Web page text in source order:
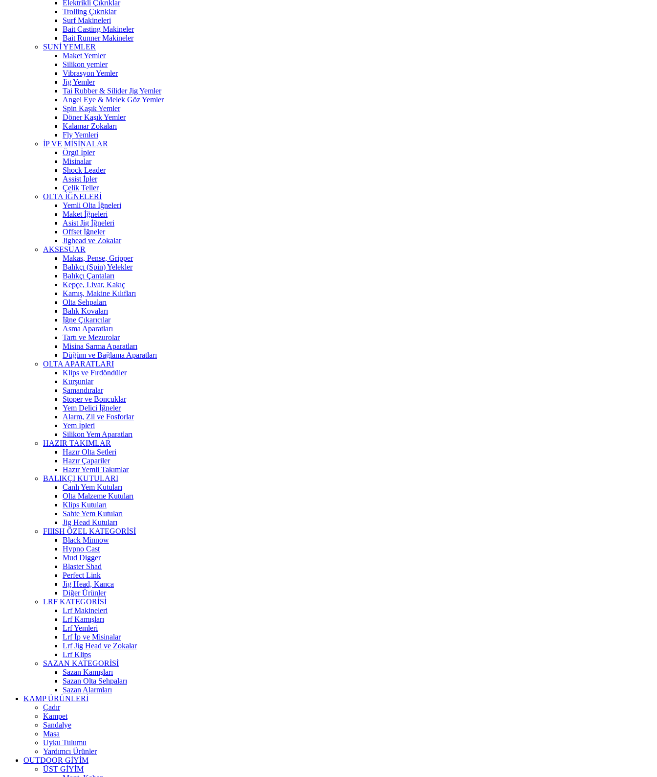
Elektrikli Çıkrıklar
Trolling Çıkrıklar
Surf Makineleri
Bait Casting Makineler
Bait Runner Makineler
SUNİ YEMLER
Maket Yemler
Silikon yemler
Vibrasyon Yemler
Jig Yemler
Tai Rubber & Silider Jig Yemler
Angel Eye & Melek Göz Yemler
Spin Kaşık Yemler
Döner Kaşık Yemler
Kalamar Zokaları
Fly Yemleri
İP VE MİSİNALAR
Örgü İpler
Misinalar
Shock Leader
Assist İpler
Çelik Teller
OLTA İĞNELERİ
Yemli Olta İğneleri
Maket İğneleri
Asist Jig İğneleri
Offset İğneler
Jighead ve Zokalar
AKSESUAR
Makas, Pense, Gripper
Balıkçı (Spin) Yelekler
Balıkçı Çantaları
Kepçe, Livar, Kakıç
Kamış, Makine Kılıfları
Olta Sehpaları
Balık Kovaları
İğne Çıkarıcılar
Asma Aparatları
Tartı ve Mezurolar
Misina Sarma Aparatları
Düğüm ve Bağlama Aparatları
OLTA APARATLARI
Klips ve Fırdöndüler
Kurşunlar
Şamandıralar
Stoper ve Boncuklar
Yem Delici İğneler
Alarm, Zil ve Fosforlar
Yem İpleri
Silikon Yem Aparatları
HAZIR TAKIMLAR
Hazır Olta Setleri
Hazır Çapariler
Hazır Yemli Takımlar
BALIKÇI KUTULARI
Canlı Yem Kutuları
Olta Malzeme Kutuları
Klips Kutuları
Sahte Yem Kutuları
Jig Head Kutuları
FIIISH ÖZEL KATEGORİSİ
Black Minnow
Hypno Cast
Mud Digger
Blaster Shad
Perfect Link
Jig Head, Kanca
Diğer Ürünler
LRF KATEGORİSİ
Lrf Makineleri
Lrf Kamışları
Lrf Yemleri
Lrf İp ve Misinalar
Lrf Jig Head ve Zokalar
Lrf Klips
SAZAN KATEGORİSİ
Sazan Kamışları
Sazan Olta Sehpaları
Sazan Alarmları
KAMP ÜRÜNLERİ
Çadır
Kampet
Sandalye
Masa
Uyku Tulumu
Yardımcı Ürünler
OUTDOOR GİYİM
ÜST GİYİM